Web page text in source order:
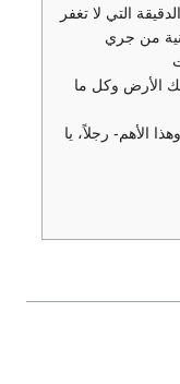
التي لا تغفر
من جري
الأرض وكل ما
الأهم- رجلاً، يا